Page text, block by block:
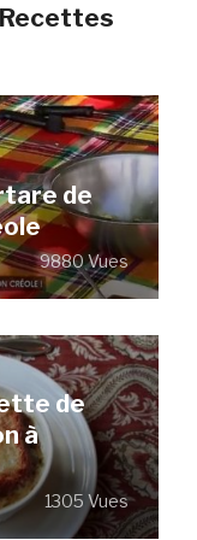
de
9880 Vues
de
à
1305 Vues